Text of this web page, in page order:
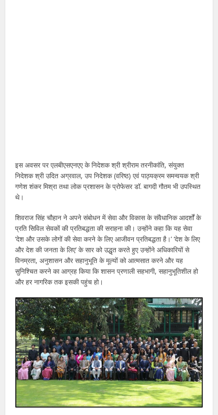
इस अवसर पर एलबीएसएनएए के निदेशक श्री श्रीराम तरनीकांति, संयुक्त
निदेशक श्री उदित अग्रवाल, उप निदेशक (वरिष्ठ) एवं पाठ्यक्रम समन्वयक श्री
गणेश शंकर मिश्रा तथा लोक प्रशासन के प्रोफेसर डॉ. बागदी गौतम भी उपस्थित
थे।
शिवराज सिंह चौहान ने अपने संबोधन में सेवा और विकास के संवैधानिक आदर्शों के
प्रति सिविल सेवकों की प्रतिबद्धता की सराहना की। उन्होंने कहा कि यह सेवा
‘देश और उसके लोगों की सेवा करने के लिए आजीवन प्रतिबद्धता है।’ ‘देश के लिए
और देश की जनता के लिए’ के ​​सार को उद्धृत करते हुए उन्होंने अधिकारियों से
विनम्रता, अनुशासन और सहानुभूति के मूल्यों को आत्मसात करने और यह
सुनिश्चित करने का आग्रह किया कि शासन प्रणाली सहभागी, सहानुभूतिशील हो
और हर नागरिक तक इसकी पहुंच हो।